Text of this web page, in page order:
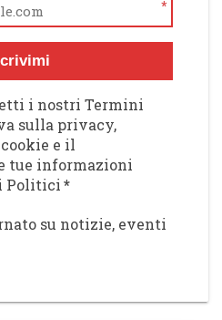
*
i nostri Termini
sulla privacy,
e il
tue informazioni
Politici*
su notizie, eventi